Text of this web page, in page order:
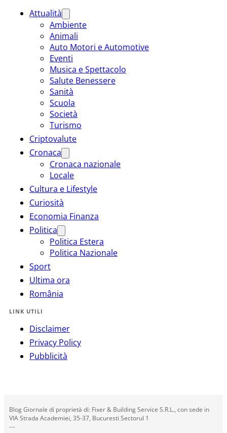
Attualità
Ambiente
Animali
Auto Motori e Automotive
Eventi
Musica e Spettacolo
Salute Benessere
Sanità
Scuola
Società
Turismo
Criptovalute
Cronaca
Cronaca nazionale
Locale
Cultura e Lifestyle
Curiosità
Economia Finanza
Politica
Politica Estera
Politica Nazionale
Sport
Ultima ora
România
LINK UTILI
Disclaimer
Privacy Policy
Pubblicità
Blog Giornale di proprietà di: Fixer & Building Service S.R.L., con sede in
VIA Strada Academiei, 35-37, Bucuresti Sectorul 1
---